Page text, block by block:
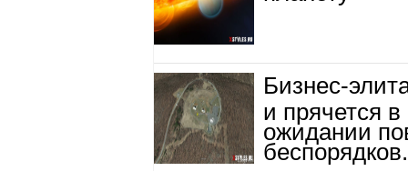
Бизнес-
и прячется
ожидании
беспорядков.